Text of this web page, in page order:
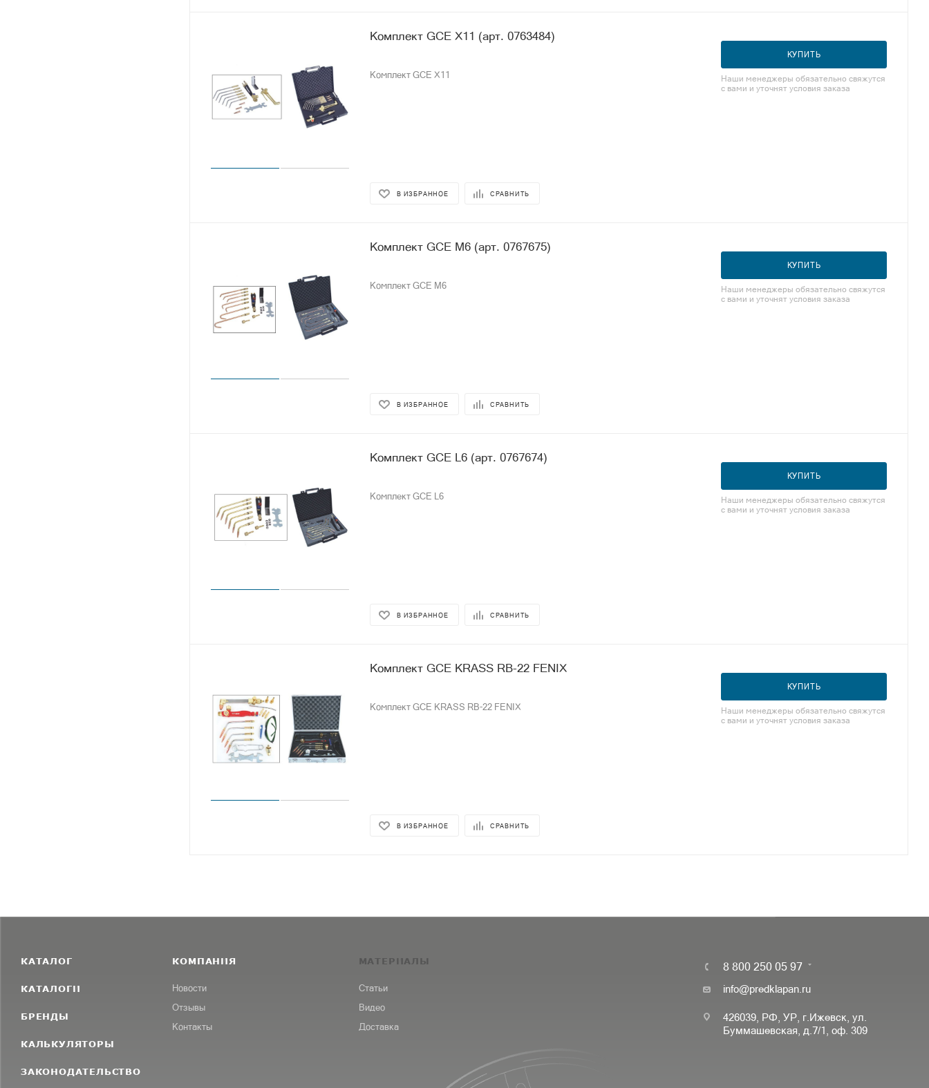
Комплект GCE X11 (арт. 0763484)
Комплект GCE X11
В ИЗБРАННОЕ СРАВНИТЬ
КУПИТЬ
Наши менеджеры обязательно свяжутся
с вами и уточнят условия заказа
Комплект GCE M6 (арт. 0767675)
Комплект GCE M6
В ИЗБРАННОЕ СРАВНИТЬ
КУПИТЬ
Наши менеджеры обязательно свяжутся
с вами и уточнят условия заказа
Комплект GCE L6 (арт. 0767674)
Комплект GCE L6
В ИЗБРАННОЕ СРАВНИТЬ
КУПИТЬ
Наши менеджеры обязательно свяжутся
с вами и уточнят условия заказа
Комплект GCE KRASS RB-22 FENIX
Комплект GCE KRASS RB-22 FENIX
В ИЗБРАННОЕ СРАВНИТЬ
КУПИТЬ
Наши менеджеры обязательно свяжутся
с вами и уточнят условия заказа
КАТАЛОГ
КАТАЛОГИ
БРЕНДЫ
КАЛЬКУЛЯТОРЫ
ЗАКОНОДАТЕЛЬСТВО
КОМПАНИЯ
Новости
Отзывы
Контакты
МАТЕРИАЛЫ
Статьи
Видео
Доставка
8 800 250 05 97
info@predklapan.ru
426039, РФ, УР, г.Ижевск, ул.
Буммашевская, д.7/1, оф. 309